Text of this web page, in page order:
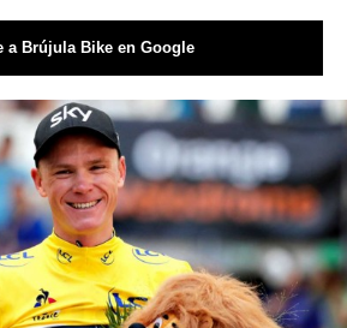
a Brújula Bike en Google